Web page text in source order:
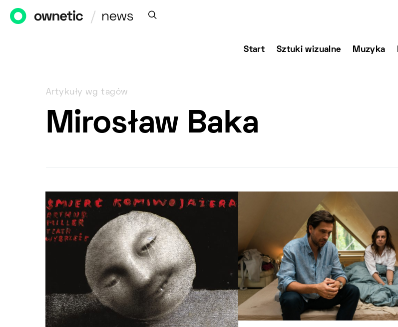
Start Sztuki wizualne Muzyka
Artykuły wg tagów
Mirosław Baka